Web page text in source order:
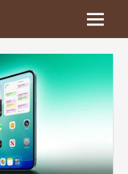
BradipoRapido.net
MENU